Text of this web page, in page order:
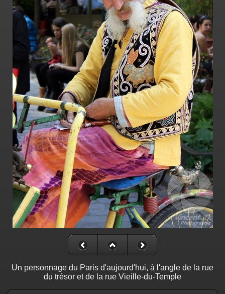
Un personnage du Paris d'aujourd'hui, à l'angle de la rue
du trésor et de la rue Vieille-du-Temple